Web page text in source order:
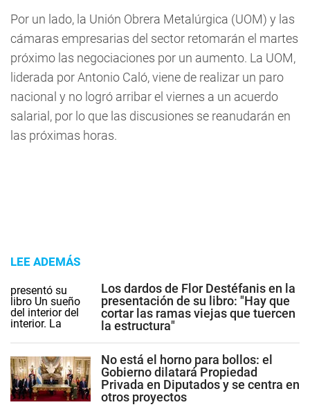
Por un lado, la Unión Obrera Metalúrgica (UOM) y las
cámaras empresarias del sector retomarán el martes
próximo las negociaciones por un aumento. La UOM,
liderada por Antonio Caló, viene de realizar un paro
nacional y no logró arribar el viernes a un acuerdo
salarial, por lo que las discusiones se reanudarán en
las próximas horas.
LEE ADEMÁS
Los dardos de Flor Destéfanis en la
presentación de su libro: "Hay que
cortar las ramas viejas que tuercen
la estructura"
No está el horno para bollos: el
Gobierno dilatará Propiedad
Privada en Diputados y se centra en
otros proyectos